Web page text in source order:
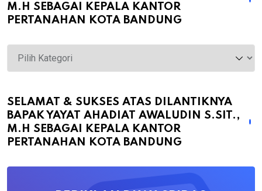
M.H SEBAGAI KEPALA KANTOR
PERTANAHAN KOTA BANDUNG
Selamat
&
atas
Dilantiknya
Bapak
Ahadiat
SELAMAT & SUKSES ATAS DILANTIKNYA
BAPAK YAYAT AHADIAT AWALUDIN S.SIT.,
M.H SEBAGAI KEPALA KANTOR
PERTANAHAN KOTA BANDUNG